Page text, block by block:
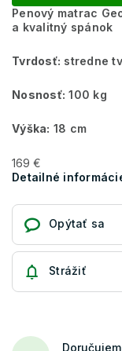
Penový matrac
a kvalitný spánok
Tvrdosť: stredne
Nosnosť: 100 kg
Výška: 18 cm
169 €
Detailné
Opýtať sa
Strážiť